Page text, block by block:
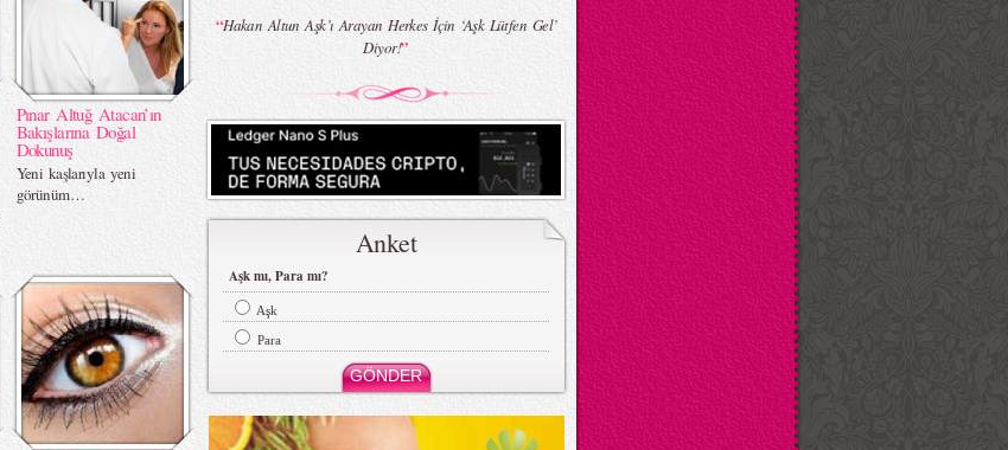
Pınar Altuğ Atacan’ın
Bakışlarına Doğal
Dokunuş
Yeni kaşlarıyla yeni
görünüm…
“Hakan Altun Aşk’ı Arayan Herkes İçin ‘Aşk Lütfen Gel’
Diyor!”
Anket
Aşk mı, Para mı?
Aşk
Para